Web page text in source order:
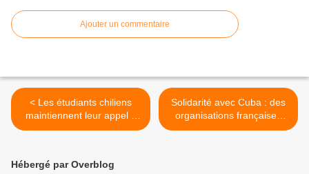
Ajouter un commentaire
< Les étudiants chiliens
maintiennent leur appel à
manifester contre les
Solidarité avec Cuba : des
organisations françaises
adressent une lettre au
Hébergé par Overblog